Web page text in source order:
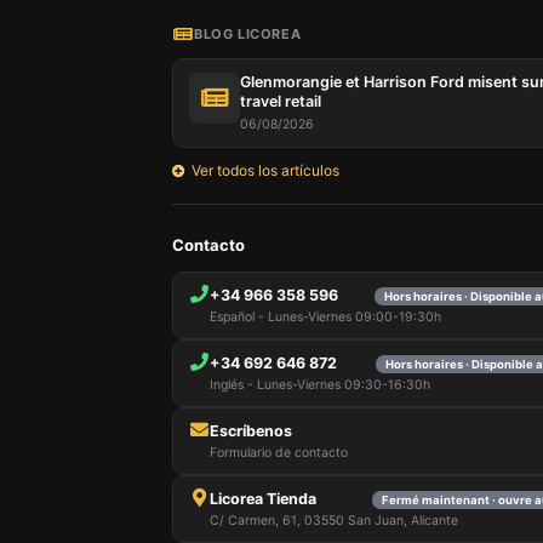
BLOG LICOREA
Glenmorangie et Harrison Ford misent
travel retail
06/08/2026
Ver todos los artículos
Contacto
+34 966 358 596 Hors horaires · Disponible
Español - Lunes-Viernes 09:00-19:30h
+34 692 646 872 Hors horaires · Disponible
Inglés - Lunes-Viernes 09:30-16:30h
Escríbenos
Formulario de contacto
Licorea Tienda Fermé maintenant · ouvre
C/ Carmen, 61, 03550 San Juan, Alicante
Notre
par ces
qui
les